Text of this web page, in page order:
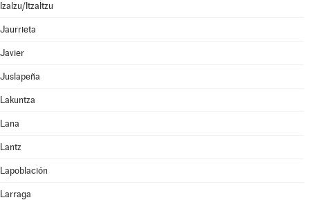
Izalzu/Itzaltzu
Jaurrieta
Javier
Juslapeña
Lakuntza
Lana
Lantz
Lapoblación
Larraga